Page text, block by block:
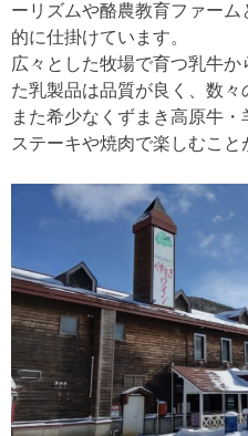
ーリズムや酪農教育ファー
的に仕掛けています。
広々とした牧場で育つ乳牛
た乳製品は品質が良く、数々
また希少なくずまき高原牛・
ステーキや焼肉で楽しむこと